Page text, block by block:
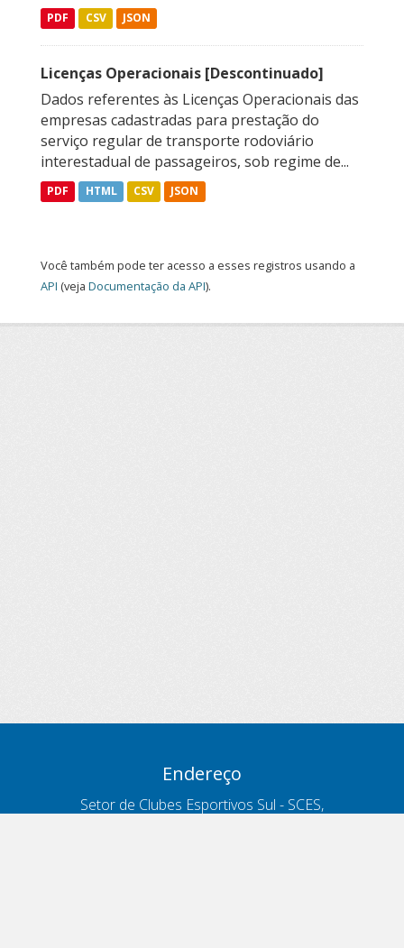
PDF CSV JSON
Licenças Operacionais [Descontinuado]
Dados referentes às Licenças Operacionais das
empresas cadastradas para prestação do
serviço regular de transporte rodoviário
interestadual de passageiros, sob regime de...
PDF HTML CSV JSON
Você também pode ter acesso a esses registros usando a
API (veja Documentação da API).
Endereço
Setor de Clubes Esportivos Sul - SCES,